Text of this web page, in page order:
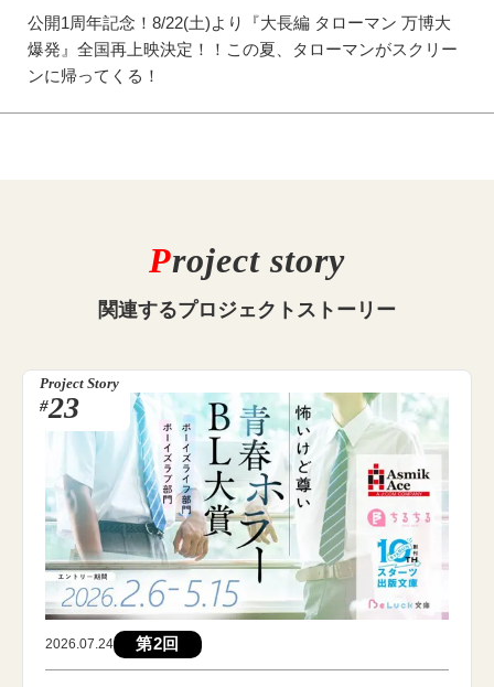
公開1周年記念！8/22(土)より『大長編 タローマン 万博大
爆発』全国再上映決定！！この夏、タローマンがスクリー
ンに帰ってくる！
Project story
関連するプロジェクトストーリー
Project Story
#23
2026.07.24 第2回